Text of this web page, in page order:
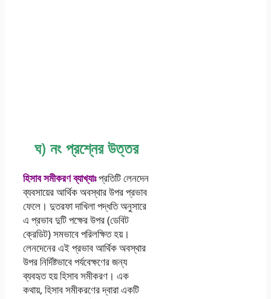
ঘ) নং প্রশ্নের উত্তর
হিসাব সমীকরণ ব্যাখ্যাঃপ্রতিটি লেনদেন
ব্যবসায়ের আর্থিক অবস্থার উপর প্রভাব
ফেলে। দুতরফা দাখিলা পদ্ধতি অনুসারে
এ প্রভাব দুটি পক্ষের উপর (ডেবিট
ক্রেডিট) সমভাবে পরিলক্ষিত হয়।
লেনদেনের এই প্রভাব আর্থিক অবস্থার
উপর নির্দিষ্টভাবে পর্যবেক্ষণের জন্য
ব্যবহৃত হয় হিসাব সমীকরণ। এক
কথায়, হিসাব সমীকরণের দ্বারা একটি